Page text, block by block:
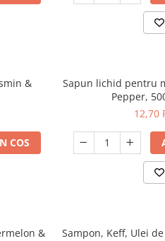
&
COS
Sapun lichid pentru
Pepper,
12,70
&
Sampon, Keff, Ulei